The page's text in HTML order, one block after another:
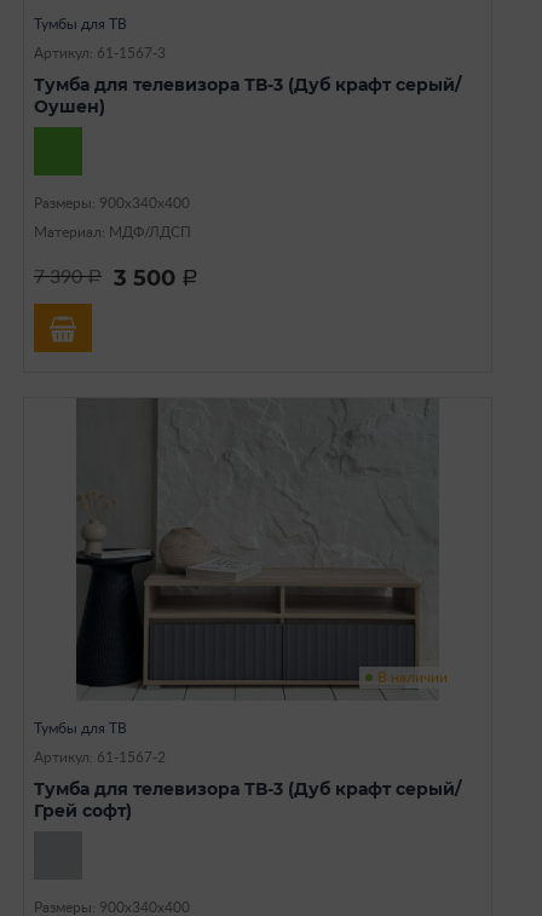
Тумбы для ТВ
Артикул: 61-1567-3
Тумба для телевизора ТВ-3 (Дуб крафт серый/
Оушен)
Размеры: 900х340х400
Материал: МДФ/ЛДСП
7 390a 3 500 a
В наличии
Тумбы для ТВ
Артикул: 61-1567-2
Тумба для телевизора ТВ-3 (Дуб крафт серый/
Грей софт)
Размеры: 900х340х400